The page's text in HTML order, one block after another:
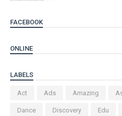
FACEBOOK
ONLINE
LABELS
Act Ads Amazing
Dance Discovery Edu